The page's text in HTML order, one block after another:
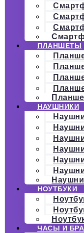
ПЛАНШЕТЫ
НАУШНИКИ
НОУТБУКИ
ЧАСЫ И